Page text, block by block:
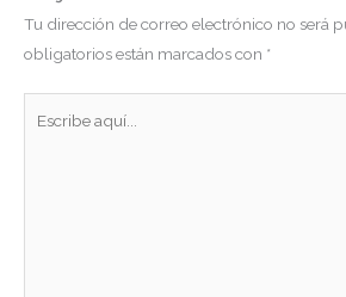
Tu dirección de correo electrónico no será
obligatorios están marcados con *